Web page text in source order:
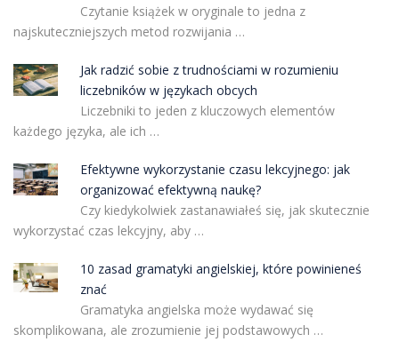
Czytanie książek w oryginale to jedna z
najskuteczniejszych metod rozwijania …
Jak radzić sobie z trudnościami w rozumieniu
liczebników w językach obcych
Liczebniki to jeden z kluczowych elementów
każdego języka, ale ich …
Efektywne wykorzystanie czasu lekcyjnego: jak
organizować efektywną naukę?
Czy kiedykolwiek zastanawiałeś się, jak skutecznie
wykorzystać czas lekcyjny, aby …
10 zasad gramatyki angielskiej, które powinieneś
znać
Gramatyka angielska może wydawać się
skomplikowana, ale zrozumienie jej podstawowych …